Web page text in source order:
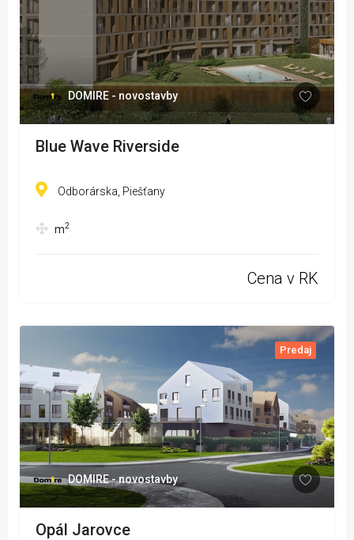
DOMIRE - novostavby
Blue Wave Riverside
Odborárska, Piešťany
m2
Cena v RK
Predaj
DOMIRE - novostavby
Opál Jarovce